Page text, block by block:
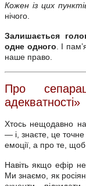
Кожен із цих
нічого.
Залишається
одне одного . І
наше право.
Про
адекватності»
Хтось нещодавно
— і, знаєте, це
емоції, а про те,
Навіть якщо ефір
Ми знаємо, як